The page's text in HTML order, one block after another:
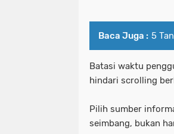
Baca Juga : 5
Batasi waktu
hindari scrolling
Pilih sumber
seimbang, bukan